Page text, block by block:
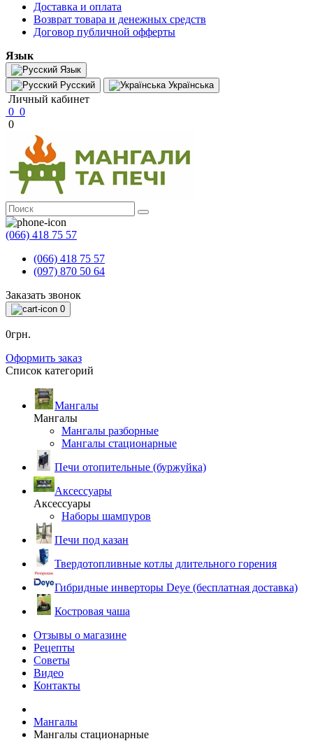
Доставка и оплата
Возврат товара и денежных средств
Договор публичной офферты
Язык
Язык
Русский
Українська
Личный кабинет
0 0
0
(066) 418 75 57
(066) 418 75 57
(097) 870 50 64
Заказать звонок
0
0грн.
Оформить заказ
Список категорий
Мангалы
Мангалы
Мангалы разборные
Мангалы стационарные
Печи отопительные (буржуйка)
Аксессуары
Аксессуары
Наборы шампуров
Печи под казан
Твердотопливные котлы длительного горения
Гибридные инверторы Deye (бесплатная доставка)
Костровая чаша
Отзывы о магазине
Рецепты
Советы
Видео
Контакты
Мангалы
Мангалы стационарные